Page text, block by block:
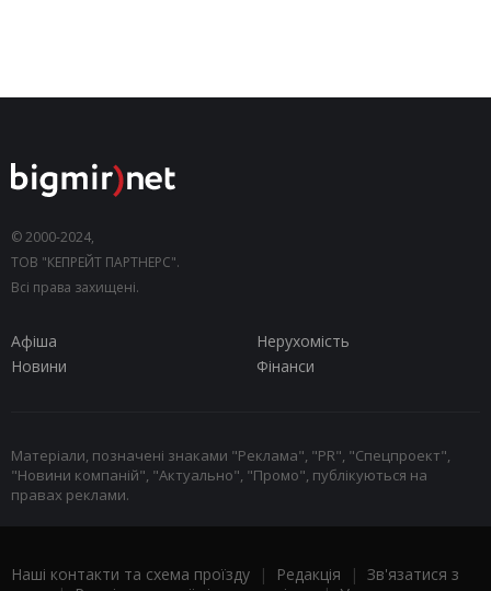
© 2000-2024,
ТОВ "КЕПРЕЙТ ПАРТНЕРС".
Всі права захищені.
Афіша
Нерухомість
Новини
Фінанси
Матеріали, позначені знаками "Реклама", "PR", "Спецпроект",
"Новини компаній", "Актуально", "Промо", публікуються на
правах реклами.
Наші контакти та схема проїзду | Редакція | Зв'язатися з